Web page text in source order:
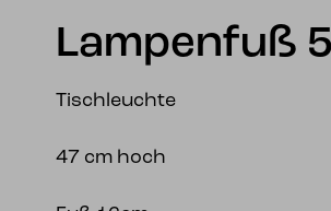
Lampenfuß
Tischleuchte
47 cm hoch